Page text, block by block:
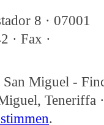
8 · 07001
· Fax ·
Miguel -
Teneriffa ·
.